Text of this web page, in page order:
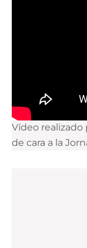
Vídeo realizado
de cara a la